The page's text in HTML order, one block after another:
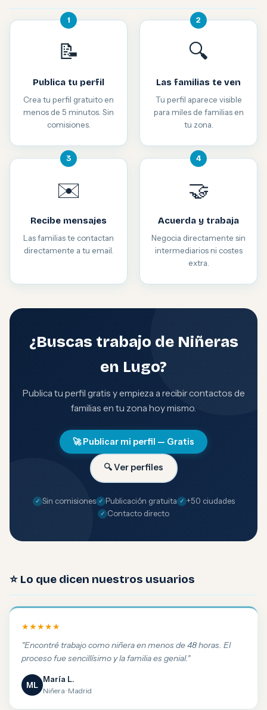
1
📝
Publica tu perfil
Crea tu perfil gratuito en
menos de 5 minutos. Sin
comisiones.
2
🔍
Las familias te ven
Tu perfil aparece visible
para miles de familias en
tu zona.
3
✉️
Recibe mensajes
Las familias te contactan
directamente a tu email.
4
🤝
Acuerda y trabaja
Negocia directamente sin
intermediarios ni costes
extra.
¿Buscas trabajo de Niñeras
en Lugo?
Publica tu perfil gratis y empieza a recibir contactos de
familias en tu zona hoy mismo.
🚀 Publicar mi perfil — Gratis
🔍 Ver perfiles
Sin comisiones Publicación gratuita
+50 ciudades
Contacto directo
⭐ Lo que dicen nuestros usuarios
★★★★★
"Encontré trabajo como niñera en menos de 48 horas. El
proceso fue sencillísimo y la familia es genial."
ML
María L.
Niñera · Madrid